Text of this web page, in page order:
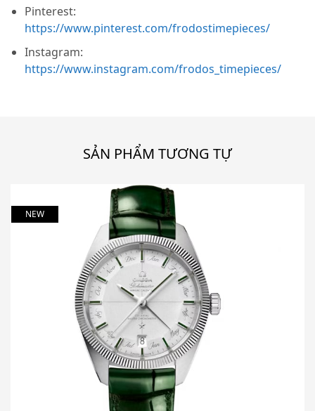
Pinterest:
https://www.pinterest.com/frodostimepieces/
Instagram:
https://www.instagram.com/frodos_timepieces/
SẢN PHẨM TƯƠNG TỰ
NEW